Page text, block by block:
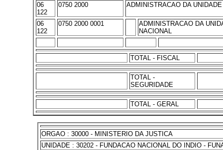
06
122
0750 2000 ADMINISTRACAO DA UNIDADE
06
122
0750 2000 0001
ADMINISTRACAO DA
NACIONAL
TOTAL - FISCAL
TOTAL -
SEGURIDADE
TOTAL - GERAL
ORGAO : 30000 - MINISTERIO DA JUSTICA
UNIDADE : 30202 - FUNDACAO NACIONAL DO INDIO -